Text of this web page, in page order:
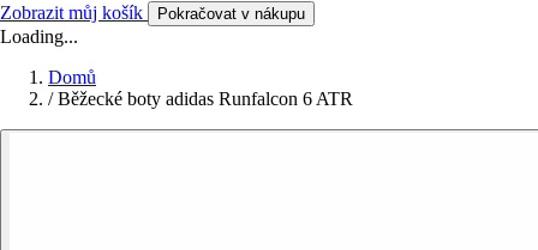
Zobrazit můj košík Pokračovat v nákupu
Loading...
Domů
/ Běžecké boty adidas Runfalcon 6 ATR